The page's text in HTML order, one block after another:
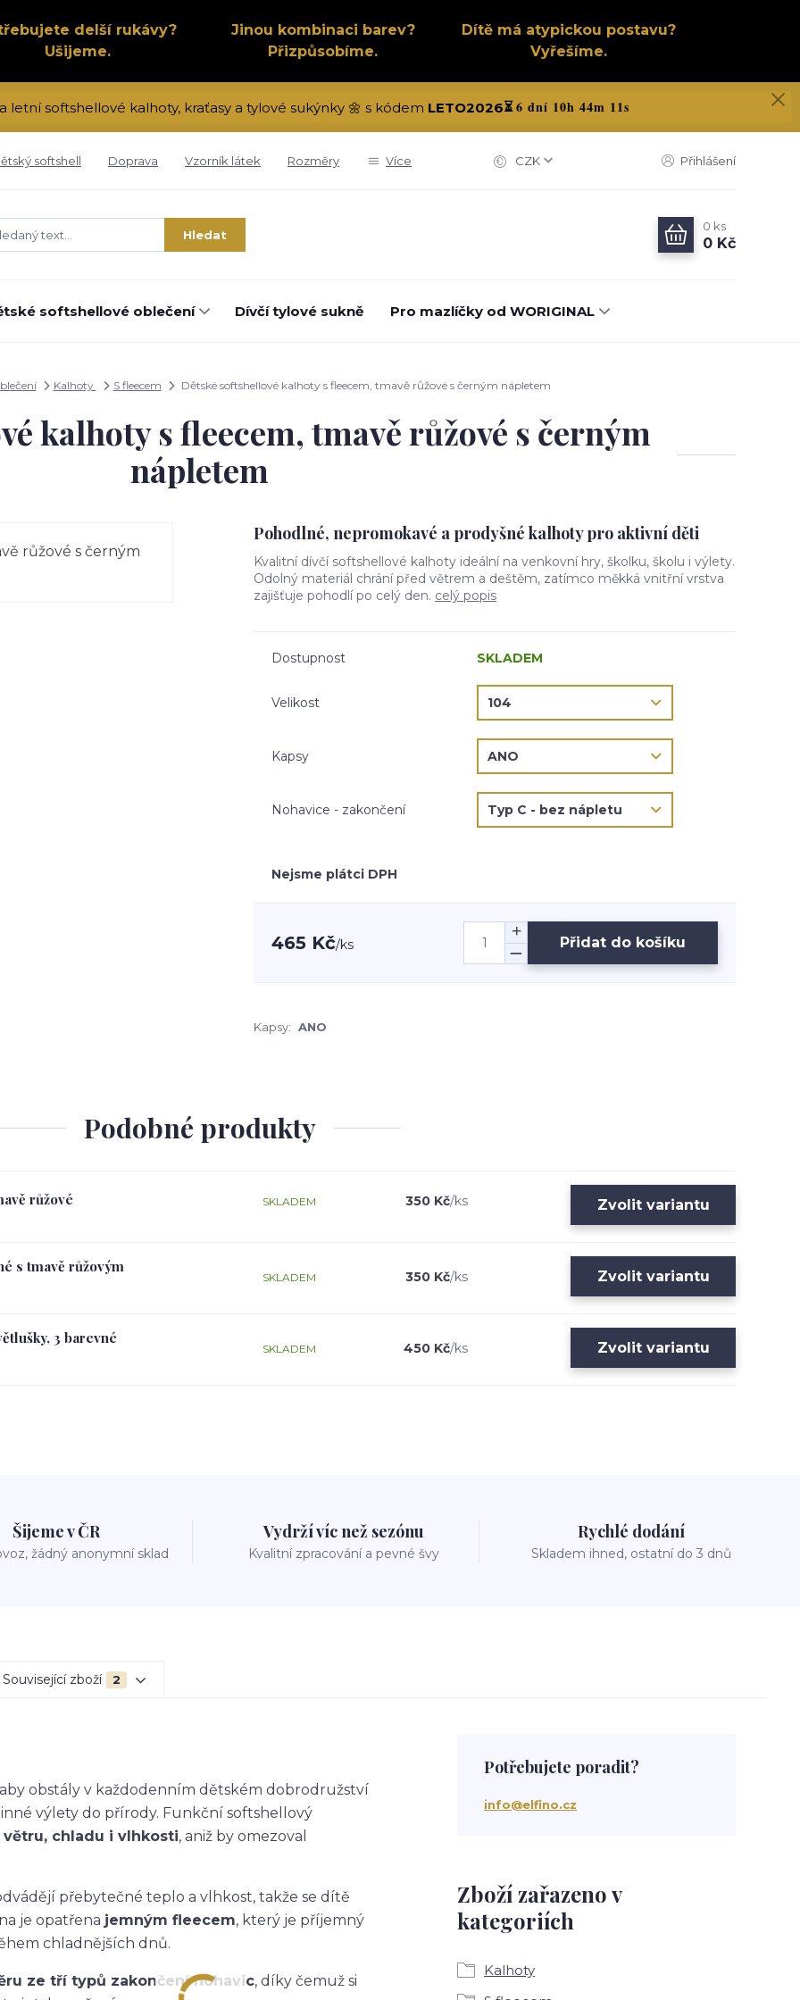
delší rukávy?
Ušijeme.
Jinou kombinaci barev?
Přizpůsobíme.
Dítě má atypickou postavu?
Vyřešíme.
letní softshellové kalhoty, kraťasy a tylové sukýnky 🌼 s kódem LETO2026⏳6 dní 10h 44m 10s
softshell Doprava Vzorník látek Rozměry Více CZK Přihlášení
Hledat
0 ks
0 Kč
softshellové oblečení Dívčí tylové sukně Pro mazlíčky od WORIGINAL
Kalhoty S fleecem Dětské softshellové kalhoty s fleecem, tmavě růžové s černým nápletem
kalhoty s fleecem, tmavě růžové s černým
nápletem
Pohodlné, nepromokavé a prodyšné kalhoty pro aktivní děti
Kvalitní dívčí softshellové kalhoty ideální na venkovní hry, školku, školu i výlety.
Odolný materiál chrání před větrem a deštěm, zatímco měkká vnitřní vrstva
zajišťuje pohodlí po celý den. celý popis
Dostupnost SKLADEM
Velikost
Kapsy
Nohavice - zakončení
Nejsme plátci DPH
465 Kč/ks Přidat do košíku
Kapsy: ANO
Podobné produkty
růžové 350 Kč/ks
SKLADEM Zvolit variantu
s tmavě růžovým
350 Kč/ks
SKLADEM Zvolit variantu
3 barevné
450 Kč/ks
SKLADEM Zvolit variantu
Šijeme v ČR
žádný anonymní sklad
Vydrží víc než sezónu
Kvalitní zpracování a pevné švy
Rychlé dodání
Skladem ihned, ostatní do 3 dnů
Související zboží 2
obstály v každodenním dětském dobrodružství
výlety do přírody. Funkční softshellový
chladu i vlhkosti, aniž by omezoval
přebytečné teplo a vlhkost, takže se dítě
je opatřena jemným fleecem, který je příjemný
chladnějších dnů.
ze tří typů zakončení nohavic, díky čemuž si
Zboží zařazeno v
kategoriích
Kalhoty
Potřebujete poradit?
info@elfino.cz